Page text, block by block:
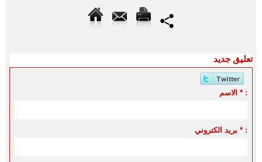
تعليق جديد
الاسم * :
بريد الكتروني * :